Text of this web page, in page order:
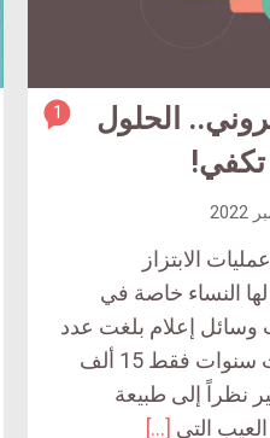
article
1
الحلول
تكفي!
الابتزاز
النساء خاصة في
وسائل إعلام بلغت عدد
حالات الابتزاز خلال ثلاث سنوات فقط 15 ألف
نظراً إلى طبيعة
التي […]